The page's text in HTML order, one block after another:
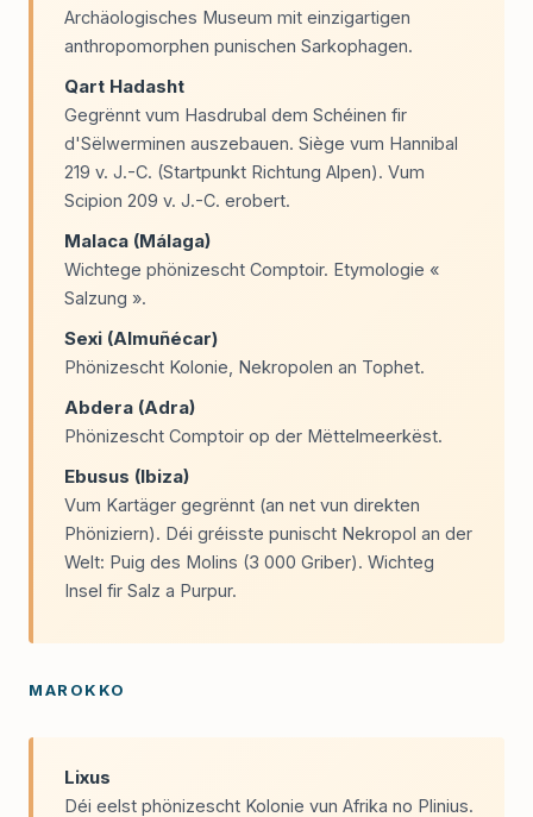
Archäologisches Museum mit einzigartigen
anthropomorphen punischen Sarkophagen.
Qart Hadasht
Gegrënnt vum Hasdrubal dem Schéinen fir
d'Sëlwerminen auszebauen. Siège vum Hannibal
219 v. J.-C. (Startpunkt Richtung Alpen). Vum
Scipion 209 v. J.-C. erobert.
Malaca (Málaga)
Wichtege phönizescht Comptoir. Etymologie «
Salzung ».
Sexi (Almuñécar)
Phönizescht Kolonie, Nekropolen an Tophet.
Abdera (Adra)
Phönizescht Comptoir op der Mëttelmeerkëst.
Ebusus (Ibiza)
Vum Kartäger gegrënnt (an net vun direkten
Phöniziern). Déi gréisste punischt Nekropol an der
Welt: Puig des Molins (3 000 Griber). Wichteg
Insel fir Salz a Purpur.
MAROKKO
Lixus
Déi eelst phönizescht Kolonie vun Afrika no Plinius.